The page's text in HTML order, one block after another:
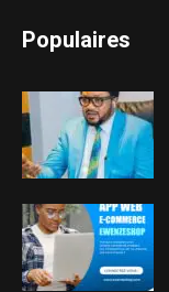
Populaires